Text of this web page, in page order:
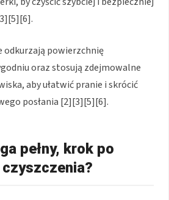
odkurzają powierzchnię
oraz stosują zdejmowalne
aby ułatwić pranie i skrócić
posłania [2][3][5][6].
pełny, krok po